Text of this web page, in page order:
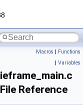
Macros | Functions
| Variables
ieframe_main.c
File Reference